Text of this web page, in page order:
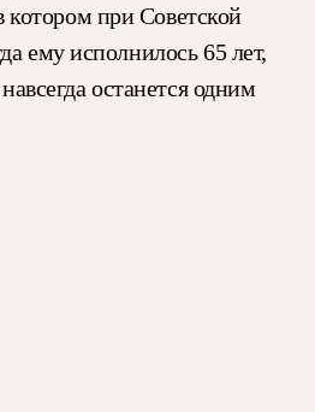
котором при Советской
ему исполнилось 65 лет,
останется одним